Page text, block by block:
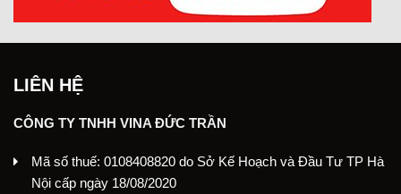
LIÊN HỆ
CÔNG TY TNHH VINA ĐỨC TRẦN
Mã số thuế: 0108408820 do Sở Kế Hoạch và Đầu Tư TP Hà
Nội cấp ngày 18/08/2020